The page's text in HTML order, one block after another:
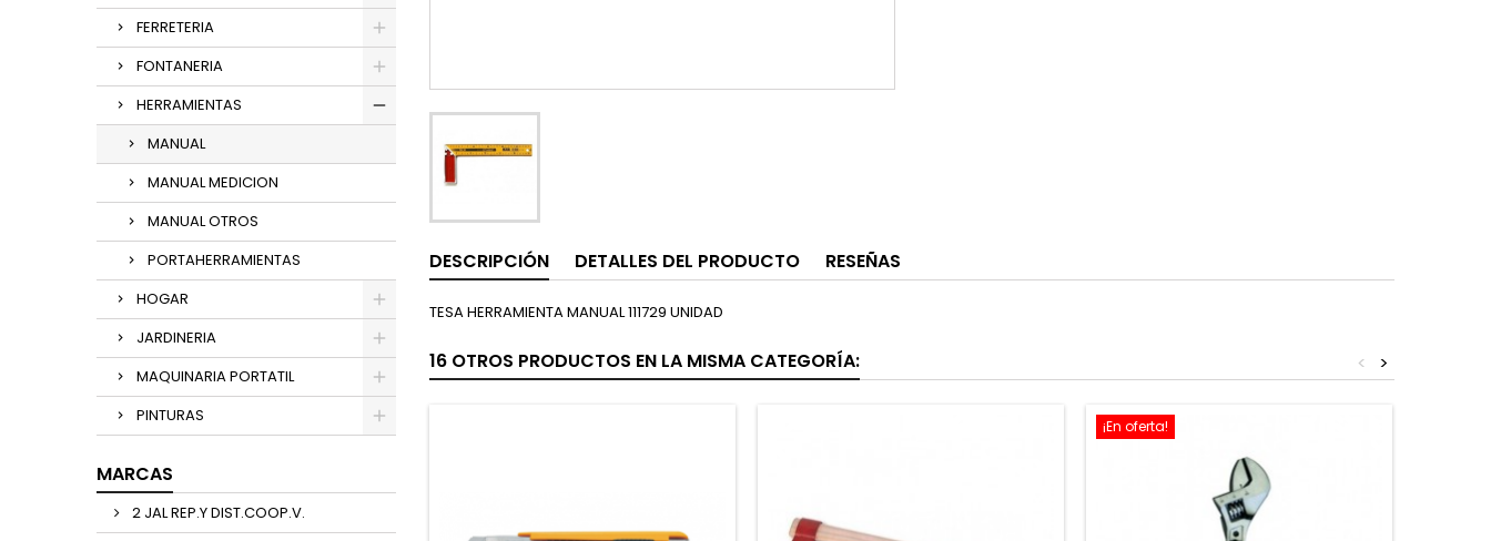
FERRETERIA
FONTANERIA
HERRAMIENTAS
MANUAL
MANUAL MEDICION
MANUAL OTROS
PORTAHERRAMIENTAS
HOGAR
JARDINERIA
MAQUINARIA PORTATIL
PINTURAS
MARCAS
2 JAL REP.Y DIST.COOP.V.
DESCRIPCIÓN DETALLES DEL PRODUCTO RESEÑAS
TESA HERRAMIENTA MANUAL 111729 UNIDAD
16 OTROS PRODUCTOS EN LA MISMA CATEGORÍA: >
<
¡En oferta!